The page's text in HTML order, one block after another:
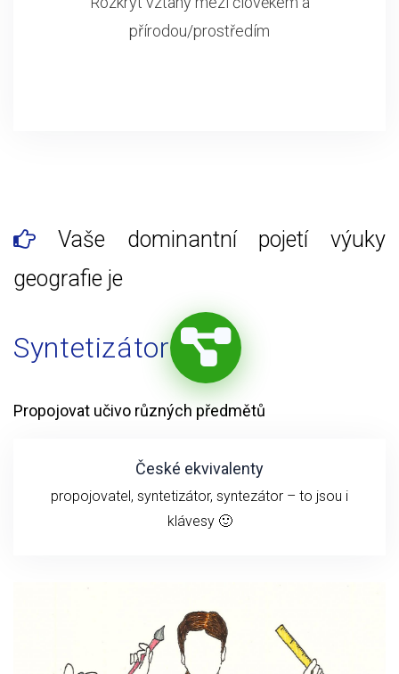
přírodou/prostředím
Vaše dominantní pojetí výuky
geografie je
Syntetizátor
Propojovat učivo různých předmětů
České ekvivalenty
propojovatel, syntetizátor, syntezátor – to jsou i
klávesy 🙂